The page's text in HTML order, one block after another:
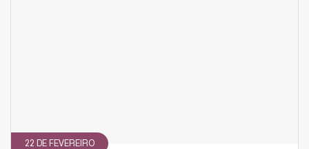
22 DE FEVEREIRO